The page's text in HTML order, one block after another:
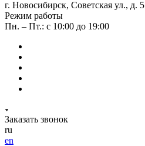
г. Новосибирск, Советская ул., д. 5
Режим работы
Пн. – Пт.: с 10:00 до 19:00
Заказать звонок
ru
en